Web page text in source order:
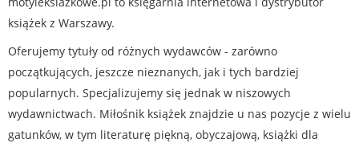
książek z Warszawy.
Oferujemy tytuły od różnych wydawców - zarówno
początkujących, jeszcze nieznanych, jak i tych bardziej
popularnych. Specjalizujemy się jednak w niszowych
wydawnictwach. Miłośnik książek znajdzie u nas pozycje z wielu
gatunków, w tym literaturę piękną, obyczajową, książki dla